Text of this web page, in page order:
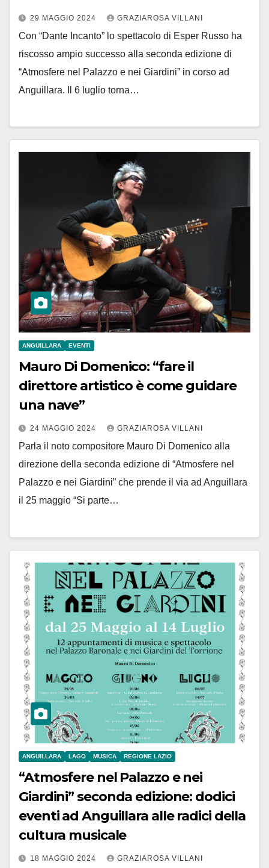
29 MAGGIO 2024 GRAZIAROSA VILLANI
Con “Dante Incanto” lo spettacolo di Esper Russo ha
riscosso ampio successo alla seconda edizione di
“Atmosfere nel Palazzo e nei Giardini” in corso ad
Anguillara. Il 6 luglio torna…
ANGUILLARA EVENTI
Mauro Di Domenico: “fare il
direttore artistico è come guidare
una nave”
24 MAGGIO 2024 GRAZIAROSA VILLANI
Parla il noto compositore Mauro Di Domenico alla
direzione della seconda edizione di “Atmosfere nel
Palazzo e nei Giardini” che prende il via ad Anguillara
il 25 maggio “Si parte…
ANGUILLARA LAGO MUSICA REGIONE LAZIO
“Atmosfere nel Palazzo e nei
Giardini” seconda edizione: dodici
eventi ad Anguillara alle radici della
cultura musicale
18 MAGGIO 2024 GRAZIAROSA VILLANI